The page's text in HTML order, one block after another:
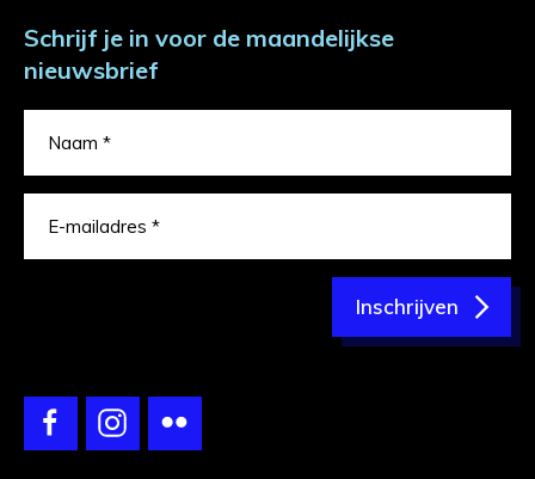
Schrijf je in voor de maandelijkse
nieuwsbrief
Inschrijven